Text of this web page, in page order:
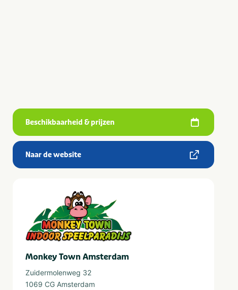
Beschikbaarheid & prijzen
Naar de website
Monkey Town Amsterdam
Zuidermolenweg 32
1069 CG Amsterdam